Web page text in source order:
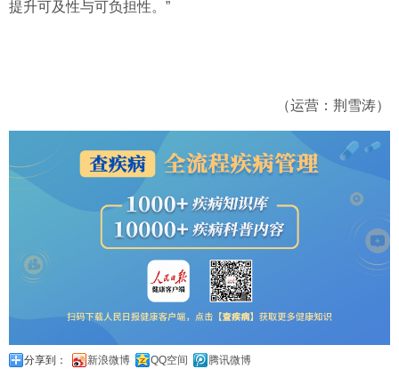
提升可及性与可负担性。”
（运营：荆雪涛）
分享到： 新浪微博 QQ空间 腾讯微博